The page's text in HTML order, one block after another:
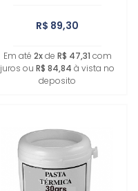
R$ 89,30
Em até 2xde R$ 47,31 com
juros ou R$ 84,84 à vista no
deposito